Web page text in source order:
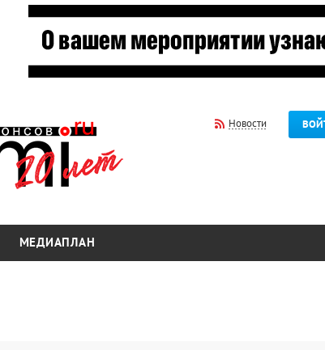
Новости
МЕДИАПЛАН